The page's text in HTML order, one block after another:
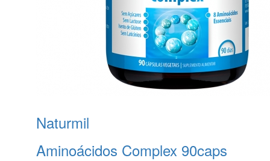
Naturmil
Aminoácidos Complex 90caps